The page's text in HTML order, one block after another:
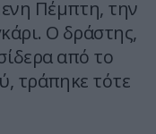
Πέμπτη, την
Ο δράστης,
από το
τράπηκε τότε